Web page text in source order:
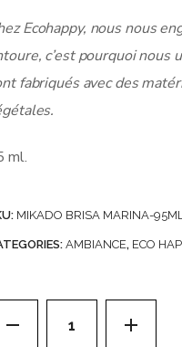
Ecohappy, nous nous
c’est pourquoi
fabriqués avec des
ml.
MIKADO BRISA MARINA-
AMBIANCE, ECO
Carton de 6